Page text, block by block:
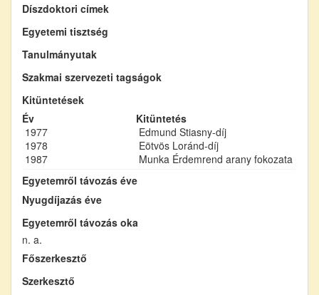
Díszdoktori címek
Egyetemi tisztség
Tanulmányutak
Szakmai szervezeti tagságok
Kitüntetések
Év
Kitüntetés
1977
Edmund Stiasny-díj
1978
Eötvös Loránd-díj
1987
Munka Érdemrend arany fokozata
Egyetemről távozás éve
Nyugdíjazás éve
Egyetemről távozás oka
n. a.
Főszerkesztő
Szerkesztő